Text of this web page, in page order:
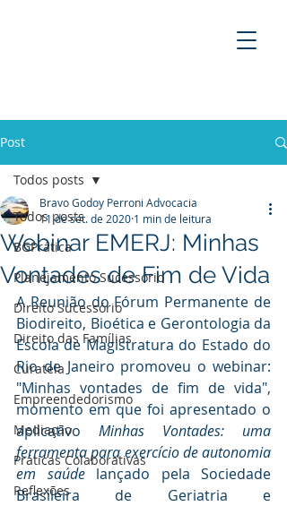
Post
Todos posts
BGPrática
Planejamento Sucessório
Direito Sucessório
Direito das Famílias
Curatela
Empreendedorismo
Mediaçāo
Práticas Colaborativas
Reflexões
Todos posts
Webinar EMERJ: Minhas
Vontades de Fim de Vida
Bravo Godoy Perroni Advocacia
11 de set. de 2020 1 min de leitura
A Reunião do Fórum Permanente de
Biodireito, Bioética e Gerontologia da
Escola de Magistratura do Estado do
Rio de Janeiro promoveu o webinar:
"Minhas vontades de fim de vida",
momento em que foi apresentado o
aplicativo Minhas Vontades: uma
ferramenta para exercício de autonomia
em saúde lançado pela Sociedade
Brasileira de Geriatria e